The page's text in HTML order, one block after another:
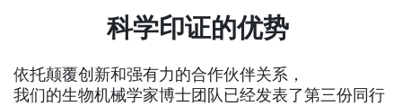
科学印证的优势
依托颠覆创新和强有力的合作伙伴关系，
我们的生物机械学家博士团队已经发表了第三份同行